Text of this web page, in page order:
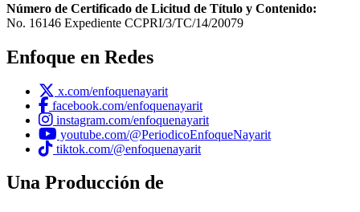
Número de Certificado de Licitud de Título y Contenido:
No. 16146 Expediente CCPRI/3/TC/14/20079
Enfoque en Redes
x.com/enfoquenayarit
facebook.com/enfoquenayarit
instagram.com/enfoquenayarit
youtube.com/@PeriodicoEnfoqueNayarit
tiktok.com/@enfoquenayarit
Una Producción de